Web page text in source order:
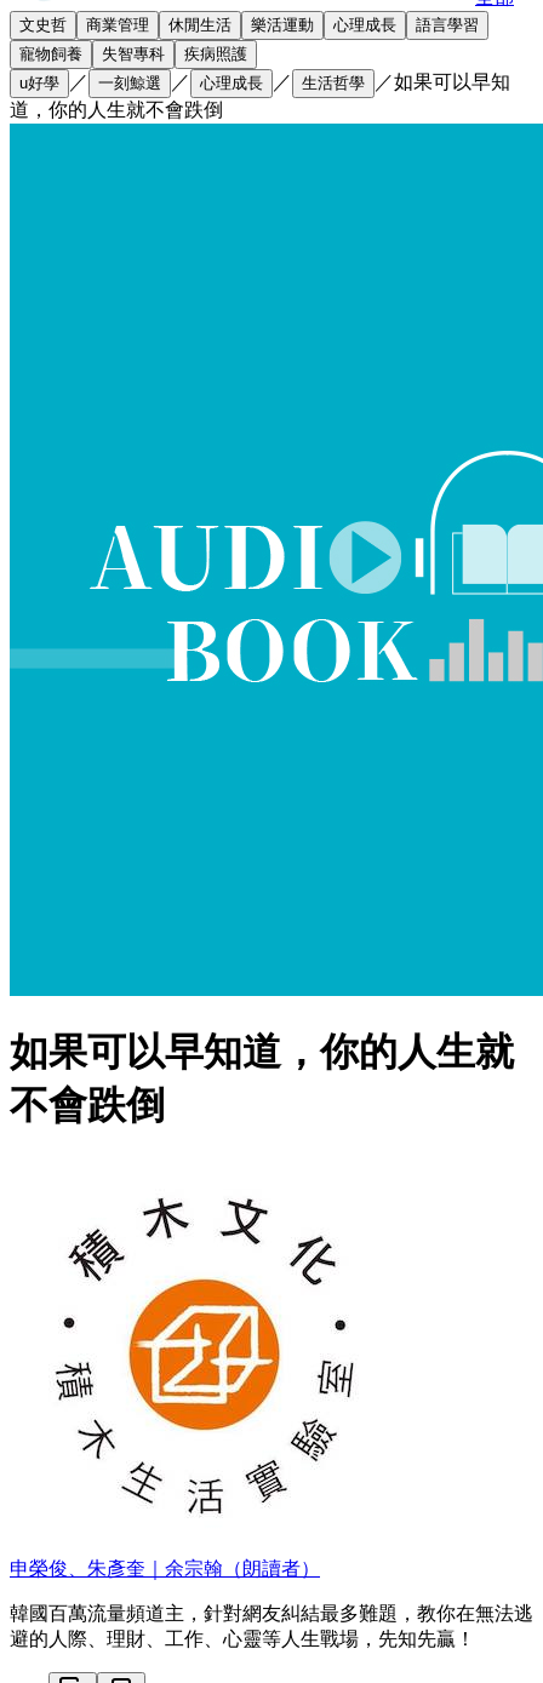
文史哲 商業管理 休閒生活 樂活運動 心理成長
語言學習
寵物飼養
失智專科
疾病照護
u好學
／ 一刻鯨選 ／ 心理成長 ／ 生活哲學 ／如果可以早知
道，你的人生就不會跌倒
如果可以早知道，你的人生就
不會跌倒
申榮俊、朱彥奎｜余宗翰（朗讀者）
韓國百萬流量頻道主，針對網友糾結最多難題，教你在無法逃
避的人際、理財、工作、心靈等人生戰場，先知先贏！